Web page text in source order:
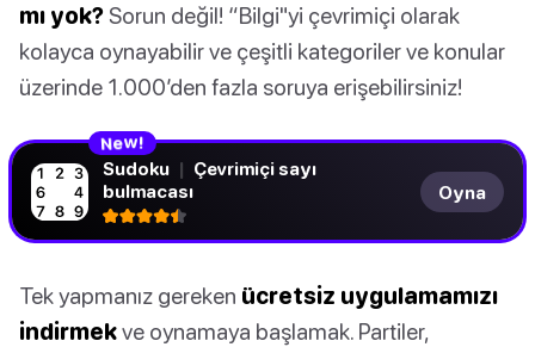
mı yok? Sorun değil! “Bilgi"yi çevrimiçi olarak
kolayca oynayabilir ve çeşitli kategoriler ve konular
üzerinde 1.000’den fazla soruya erişebilirsiniz!
New!
Sudoku | Çevrimiçi sayı
bulmacası
Oyna
Tek yapmanız gereken ücretsiz uygulamamızı
indirmekve oynamaya başlamak. Partiler,